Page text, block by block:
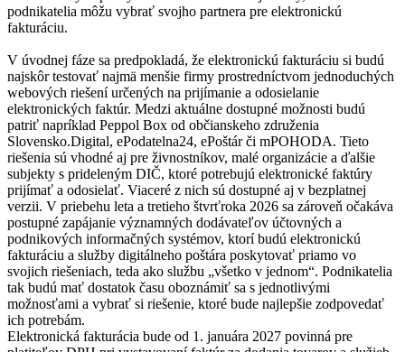
podnikatelia môžu vybrať svojho partnera pre elektronickú
fakturáciu.
V úvodnej fáze sa predpokladá, že elektronickú fakturáciu si budú
najskôr testovať najmä menšie firmy prostredníctvom jednoduchých
webových riešení určených na prijímanie a odosielanie
elektronických faktúr. Medzi aktuálne dostupné možnosti budú
patriť napríklad Peppol Box od občianskeho združenia
Slovensko.Digital, ePodatelna24, ePoštár či mPOHODA. Tieto
riešenia sú vhodné aj pre živnostníkov, malé organizácie a ďalšie
subjekty s prideleným DIČ, ktoré potrebujú elektronické faktúry
prijímať a odosielať. Viaceré z nich sú dostupné aj v bezplatnej
verzii. V priebehu leta a tretieho štvrťroka 2026 sa zároveň očakáva
postupné zapájanie významných dodávateľov účtovných a
podnikových informačných systémov, ktorí budú elektronickú
fakturáciu a služby digitálneho poštára poskytovať priamo vo
svojich riešeniach, teda ako službu „všetko v jednom“. Podnikatelia
tak budú mať dostatok času oboznámiť sa s jednotlivými
možnosťami a vybrať si riešenie, ktoré bude najlepšie zodpovedať
ich potrebám.
Elektronická fakturácia bude od 1. januára 2027 povinná pre